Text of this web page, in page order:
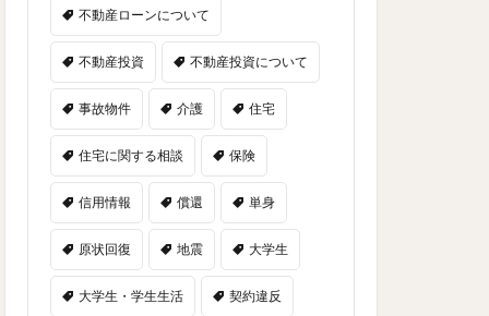
不動産ローンについて
不動産投資 不動産投資について
事故物件 介護 住宅
住宅に関する相談 保険
信用情報 償還 単身
原状回復 地震 大学生
大学生・学生生活 契約違反